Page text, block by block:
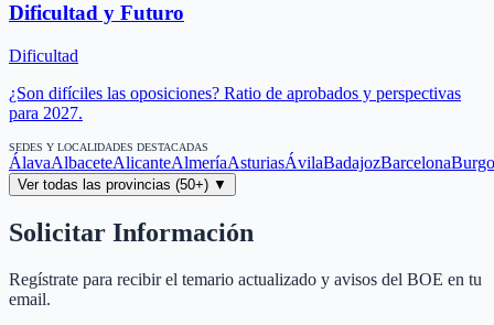
Dificultad y Futuro
Dificultad
¿Son difíciles las oposiciones? Ratio de aprobados y perspectivas
para 2027.
SEDES Y LOCALIDADES DESTACADAS
ÁlavaAlbaceteAlicanteAlmeríaAsturiasÁvilaBadajozBarcelona
Ver todas las provincias (50+) ▼
Solicitar Información
Regístrate para recibir el temario actualizado y avisos del BOE en tu
email.